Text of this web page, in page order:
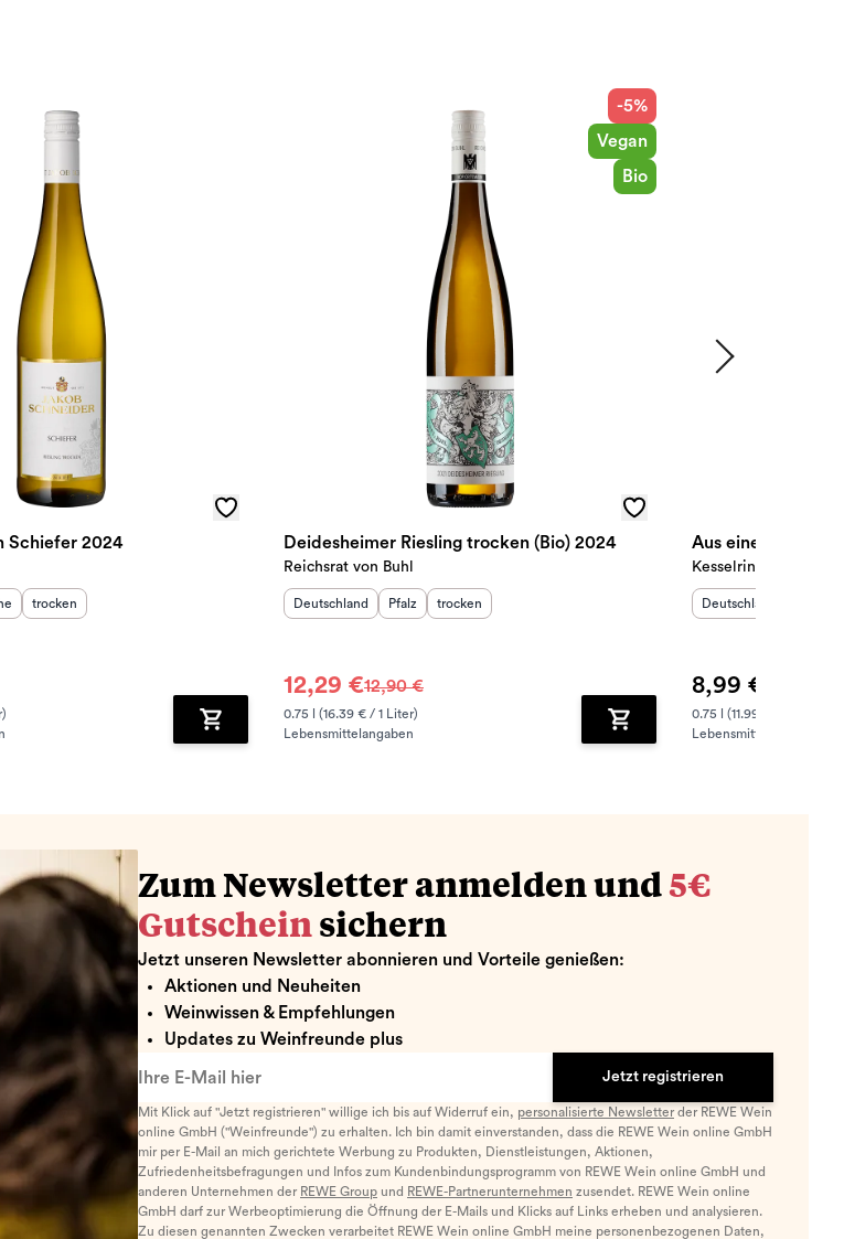
Schiefer 2024
Geschmack
trocken
Zum Warenkorb hinzufügen
-5%
Vegan
Bio
Deidesheimer Riesling trocken (Bio) 2024
Reichsrat von Buhl
Herkunftsland
Deutschland Herkunftsregion
Pfalz Geschmack
trocken
12,29 €12,90 €
0.75 l (16.39 € / 1 Liter)
Lebensmittelangaben
Zum Warenkorb hinzufügen
Aus einem Guss
Kesselring
Herkunftsland
Deutschland
8,99 €
0.75 l (11.99 € / 1 Liter)
Lebensmittelangaben
Zum Newsletter anmelden und 5€
Gutschein sichern
Jetzt unseren Newsletter abonnieren und Vorteile genießen:
Aktionen und Neuheiten
Weinwissen & Empfehlungen
Updates zu Weinfreunde plus
Jetzt registrieren
Mit Klick auf "Jetzt registrieren" willige ich bis auf Widerruf ein, personalisierte Newsletterder REWE Wein
online GmbH ("Weinfreunde") zu erhalten. Ich bin damit einverstanden, dass die REWE Wein online GmbH
mir per E-Mail an mich gerichtete Werbung zu Produkten, Dienstleistungen, Aktionen,
Zufriedenheitsbefragungen und Infos zum Kundenbindungsprogramm von REWE Wein online GmbH und
anderen Unternehmen der REWE Group und REWE-Partnerunternehmen zusendet. REWE Wein online
GmbH darf zur Werbeoptimierung die Öffnung der E-Mails und Klicks auf Links erheben und analysieren.
Zu diesen genannten Zwecken verarbeitet REWE Wein online GmbH meine personenbezogenen Daten,